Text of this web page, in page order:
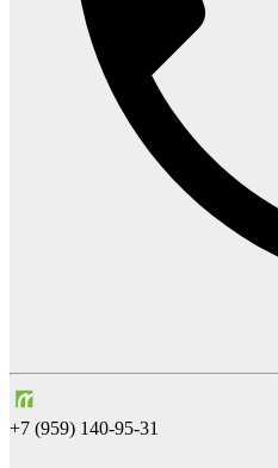
+7 (959) 140-95-31